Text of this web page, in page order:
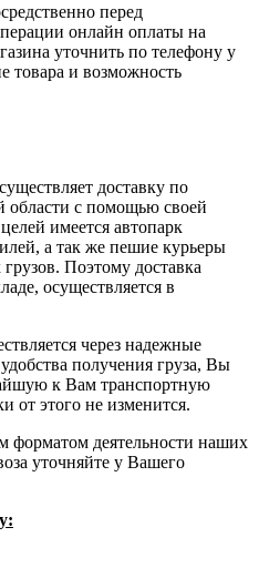
перед
онлайн оплаты на
уточнить по телефону у
товара и возможность
доставку по
области с помощью своей
имеется автопарк
а так же пешие курьеры
Поэтому доставка
осуществляется в
через надежные
получения груза, Вы
к Вам транспортную
от этого не изменится.
форматом деятельности наших
уточняйте у Вашего